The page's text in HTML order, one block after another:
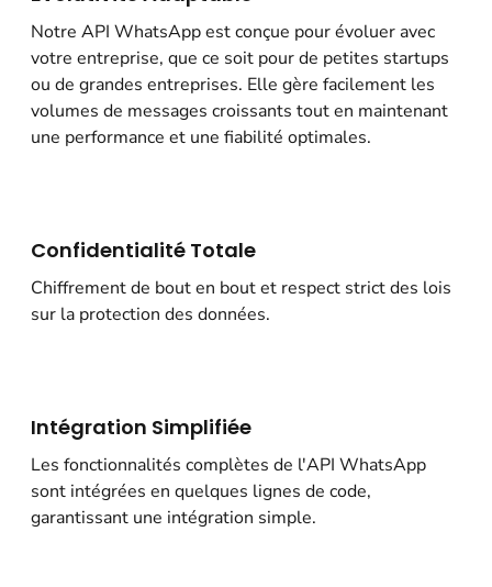
Notre API WhatsApp est conçue pour évoluer avec
votre entreprise, que ce soit pour de petites startups
ou de grandes entreprises. Elle gère facilement les
volumes de messages croissants tout en maintenant
une performance et une fiabilité optimales.
Confidentialité Totale
Chiffrement de bout en bout et respect strict des lois
sur la protection des données.
Intégration Simplifiée
Les fonctionnalités complètes de l'API WhatsApp
sont intégrées en quelques lignes de code,
garantissant une intégration simple.